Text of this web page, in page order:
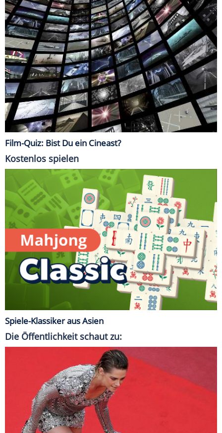
Film-Quiz: Bist Du ein Cineast?
Kostenlos spielen
Spiele-Klassiker aus Asien
Die Öffentlichkeit schaut zu: